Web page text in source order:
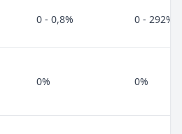
0 - 0,8% 0 - 292%
0% 0%